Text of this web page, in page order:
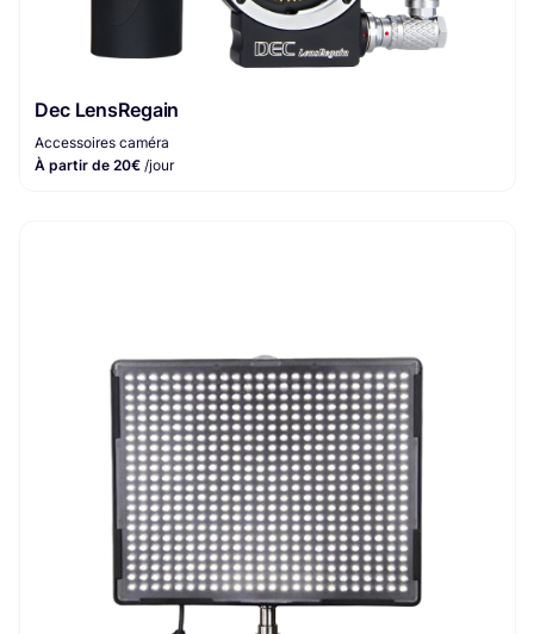
Dec LensRegain
Accessoires caméra
À partir de 20€ /jour